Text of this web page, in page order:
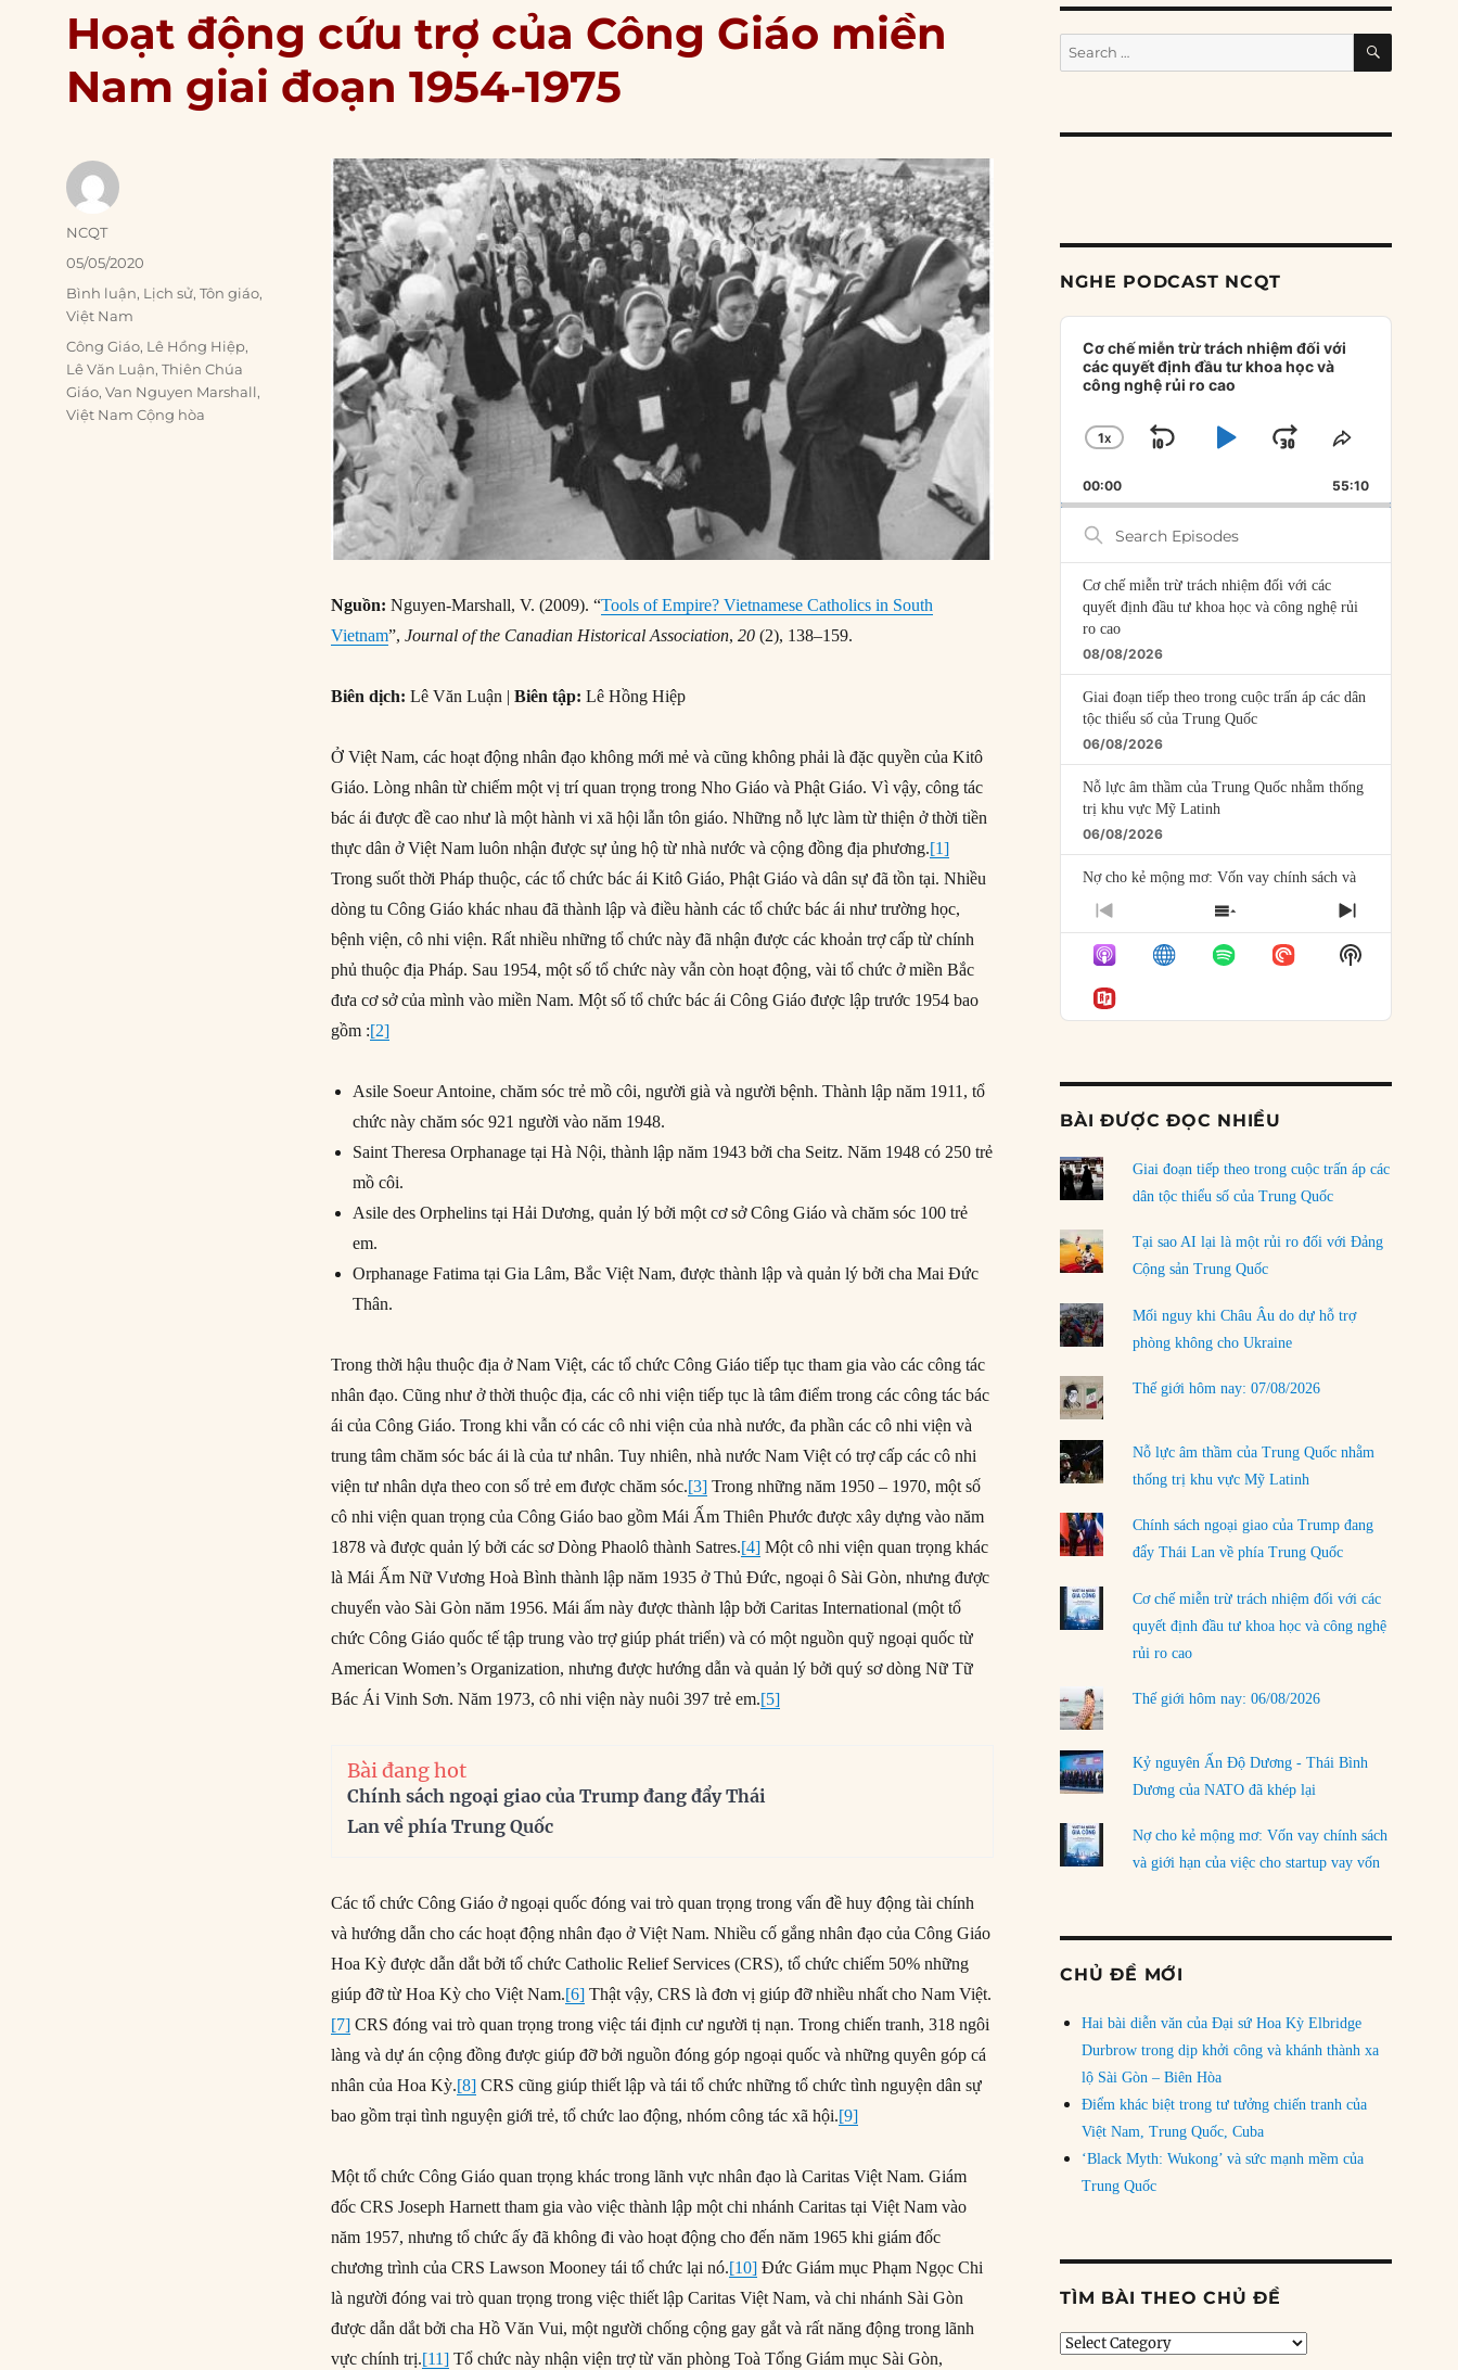
Hoạt động cứu trợ của Công Giáo miền
Nam giai đoạn 1954-1975
Nguồn: Nguyen-Marshall, V. (2009). “Tools of Empire? Vietnamese Catholics in South
Vietnam”,Journal of the Canadian Historical Association,20(2), 138–159.
Biên dịch: Lê Văn Luận |Biên tập:Lê Hồng Hiệp
Ở Việt Nam, các hoạt động nhân đạo không mới mẻ và cũng không phải là đặc quyền của Kitô
Giáo. Lòng nhân từ chiếm một vị trí quan trọng trong Nho Giáo và Phật Giáo. Vì vậy, công tác
bác ái được đề cao như là một hành vi xã hội lẫn tôn giáo. Những nỗ lực làm từ thiện ở thời tiền
thực dân ở Việt Nam luôn nhận được sự ủng hộ từ nhà nước và cộng đồng địa phương.[1]
Trong suốt thời Pháp thuộc, các tổ chức bác ái Kitô Giáo, Phật Giáo và dân sự đã tồn tại. Nhiều
dòng tu Công Giáo khác nhau đã thành lập và điều hành các tổ chức bác ái như trường học,
bệnh viện, cô nhi viện. Rất nhiều những tổ chức này đã nhận được các khoản trợ cấp từ chính
phủ thuộc địa Pháp. Sau 1954, một số tổ chức này vẫn còn hoạt động, vài tổ chức ở miền Bắc
đưa cơ sở của mình vào miền Nam. Một số tổ chức bác ái Công Giáo được lập trước 1954 bao
gồm :[2]
Asile Soeur Antoine, chăm sóc trẻ mồ côi, người già và người bệnh. Thành lập năm 1911, tổ
chức này chăm sóc 921 người vào năm 1948.
Saint Theresa Orphanage tại Hà Nội, thành lập năm 1943 bởi cha Seitz. Năm 1948 có 250 trẻ
mồ côi.
Asile des Orphelins tại Hải Dương, quản lý bởi một cơ sở Công Giáo và chăm sóc 100 trẻ
em.
Orphanage Fatima tại Gia Lâm, Bắc Việt Nam, được thành lập và quản lý bởi cha Mai Đức
Thân.
Trong thời hậu thuộc địa ở Nam Việt, các tổ chức Công Giáo tiếp tục tham gia vào các công tác
nhân đạo. Cũng như ở thời thuộc địa, các cô nhi viện tiếp tục là tâm điểm trong các công tác bác
ái của Công Giáo. Trong khi vẫn có các cô nhi viện của nhà nước, đa phần các cô nhi viện và
trung tâm chăm sóc bác ái là của tư nhân. Tuy nhiên, nhà nước Nam Việt có trợ cấp các cô nhi
viện tư nhân dựa theo con số trẻ em được chăm sóc.[3] Trong những năm 1950 – 1970, một số
cô nhi viện quan trọng của Công Giáo bao gồm Mái Ấm Thiên Phước được xây dựng vào năm
1878 và được quản lý bởi các sơ Dòng Phaolô thành Satres.[4] Một cô nhi viện quan trọng khác
là Mái Ấm Nữ Vương Hoà Bình thành lập năm 1935 ở Thủ Đức, ngoại ô Sài Gòn, nhưng được
chuyển vào Sài Gòn năm 1956. Mái ấm này được thành lập bởi Caritas International (một tổ
chức Công Giáo quốc tế tập trung vào trợ giúp phát triển) và có một nguồn quỹ ngoại quốc từ
American Women’s Organization, nhưng được hướng dẫn và quản lý bởi quý sơ dòng Nữ Tữ
Bác Ái Vinh Sơn. Năm 1973, cô nhi viện này nuôi 397 trẻ em.[5]
Bài đang hot
Chính sách ngoại giao của Trump đang đẩy Thái
Lan về phía Trung Quốc
Các tổ chức Công Giáo ở ngoại quốc đóng vai trò quan trọng trong vấn đề huy động tài chính
và hướng dẫn cho các hoạt động nhân đạo ở Việt Nam. Nhiều cố gắng nhân đạo của Công Giáo
Hoa Kỳ được dẫn dắt bởi tổ chức Catholic Relief Services (CRS), tổ chức chiếm 50% những
giúp đỡ từ Hoa Kỳ cho Việt Nam.[6] Thật vậy, CRS là đơn vị giúp đỡ nhiều nhất cho Nam Việt.
[7] CRS đóng vai trò quan trọng trong việc tái định cư người tị nạn. Trong chiến tranh, 318 ngôi
làng và dự án cộng đồng được giúp đỡ bởi nguồn đóng góp ngoại quốc và những quyên góp cá
nhân của Hoa Kỳ.[8] CRS cũng giúp thiết lập và tái tổ chức những tổ chức tình nguyện dân sự
bao gồm trại tình nguyện giới trẻ, tổ chức lao động, nhóm công tác xã hội.[9]
Một tổ chức Công Giáo quan trọng khác trong lãnh vực nhân đạo là Caritas Việt Nam. Giám
đốc CRS Joseph Harnett tham gia vào việc thành lập một chi nhánh Caritas tại Việt Nam vào
năm 1957, nhưng tổ chức ấy đã không đi vào hoạt động cho đến năm 1965 khi giám đốc
chương trình của CRS Lawson Mooney tái tổ chức lại nó.[10] Đức Giám mục Phạm Ngọc Chi
là người đóng vai trò quan trọng trong việc thiết lập Caritas Việt Nam, và chi nhánh Sài Gòn
được dẫn dắt bởi cha Hồ Văn Vui, một người chống cộng gay gắt và rất năng động trong lãnh
vực chính trị.[11] Tổ chức này nhận viện trợ từ văn phòng Toà Tổng Giám mục Sài Gòn,
Author
NCQT
Posted
on
05/05/2020
Categories
Bình luận, Lịch sử,Tôn giáo,
Việt Nam
Tags
Công Giáo, Lê Hồng Hiệp,
Lê Văn Luận,Thiên Chúa
Giáo,Van Nguyen Marshall,
Việt Nam Cộng hòa
Search
for:
SEARCH
NGHE PODCAST NCQT
Audio
Player
Cơ chế miễn trừ trách nhiệm đối với
các quyết định đầu tư khoa học và
công nghệ rủi ro cao
CHANGE
RATE
1X
SKIP
BACKWARD
PLAYJUMP
FORWARD
SHARE
EPISODE
00:00 55:10
Search
Episodes
Cơ chế miễn trừ trách nhiệm đối với các
quyết định đầu tư khoa học và công nghệ rủi
ro cao
08/08/2026
Giai đoạn tiếp theo trong cuộc trấn áp các dân
tộc thiểu số của Trung Quốc
06/08/2026
Nỗ lực âm thầm của Trung Quốc nhằm thống
trị khu vực Mỹ Latinh
06/08/2026
Nợ cho kẻ mộng mơ: Vốn vay chính sách và
giới hạn của việc cho startup vay vốn
Mỹ Latinh đang trở thành “phòng thí nghiệm”
của phe cánh hữu mới
04/08/2026
Ngoại trưởng Nhật Bản?
Dương
03/08/2026
Đặt cược vào thất bại: Các quỹ đầu tư mạo
hiểm quốc gia và khía cạnh chính trị của vốn
02/08/2026
Làm thế nào để kết thúc Chiến tranh Iran?
01/08/2026
Chiến lược kế tiếp của Bắc Kinh ở Biển Đông
31/07/2026
LOAD MORE
PREVIOUS
EPISODE
SHOW
EPISODES
LIST
NEXT
EPISODE
Show
Podcast
BÀI ĐƯỢC ĐỌC NHIỀU
Giai đoạn tiếp theo trong cuộc trấn áp các
dân tộc thiểu số của Trung Quốc
Tại sao AI lại là một rủi ro đối với Đảng
Cộng sản Trung Quốc
Mối nguy khi Châu Âu do dự hỗ trợ
phòng không cho Ukraine
Thế giới hôm nay: 07/08/2026
Nỗ lực âm thầm của Trung Quốc nhằm
thống trị khu vực Mỹ Latinh
Chính sách ngoại giao của Trump đang
đẩy Thái Lan về phía Trung Quốc
Cơ chế miễn trừ trách nhiệm đối với các
quyết định đầu tư khoa học và công nghệ
rủi ro cao
Thế giới hôm nay: 06/08/2026
Kỷ nguyên Ấn Độ Dương - Thái Bình
Dương của NATO đã khép lại
Nợ cho kẻ mộng mơ: Vốn vay chính sách
và giới hạn của việc cho startup vay vốn
CHỦ ĐỀ MỚI
Hai bài diễn văn của Đại sứ Hoa Kỳ Elbridge
Durbrow trong dịp khởi công và khánh thành xa
lộ Sài Gòn – Biên Hòa
Điểm khác biệt trong tư tưởng chiến tranh của
Việt Nam, Trung Quốc, Cuba
‘Black Myth: Wukong’ và sức mạnh mềm của
Trung Quốc
TÌM BÀI THEO CHỦ ĐỀ
Tìm